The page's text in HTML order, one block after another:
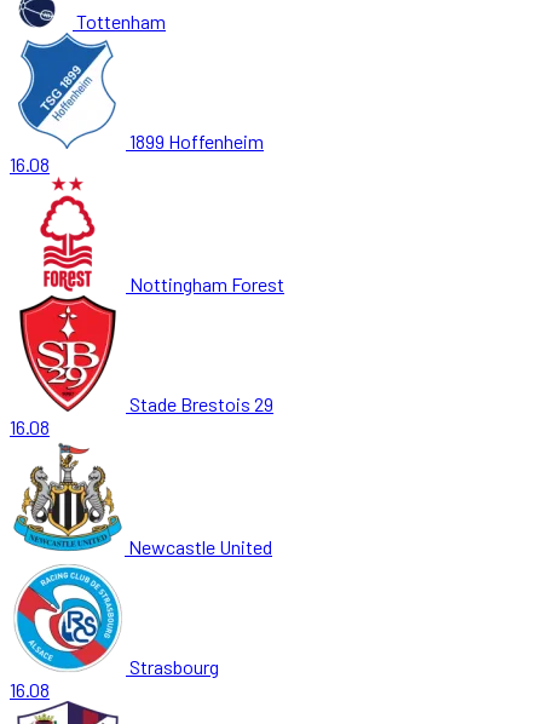
Tottenham
1899 Hoffenheim
16.08
Nottingham Forest
Stade Brestois 29
16.08
Newcastle United
Strasbourg
16.08